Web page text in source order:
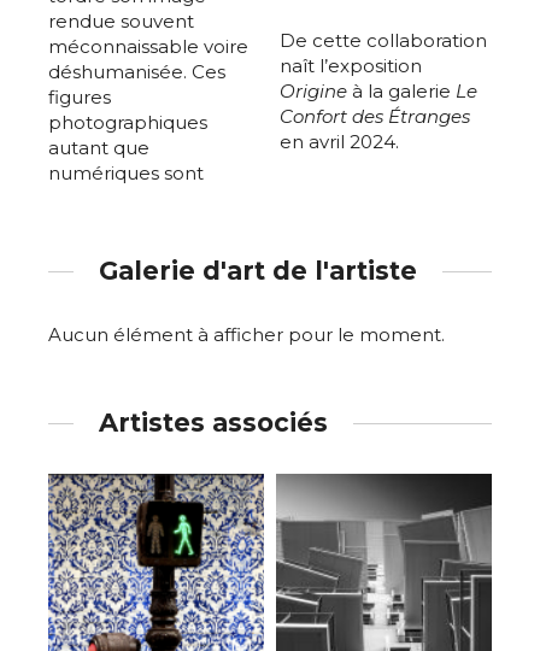
rendue souvent
méconnaissable voire
déshumanisée. Ces
figures
photographiques
autant que
numériques sont
De cette collaboration
naît l’exposition
Origineà la galerie Le
Confort des Étranges
en avril 2024.
Galerie d'art de l'artiste
Aucun élément à afficher pour le moment.
Artistes associés